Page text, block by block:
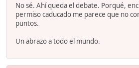
No sé. Ahí queda el debate. Porqué,
permiso caducado me parece que no
puntos.
Un abrazo a todo el mundo.